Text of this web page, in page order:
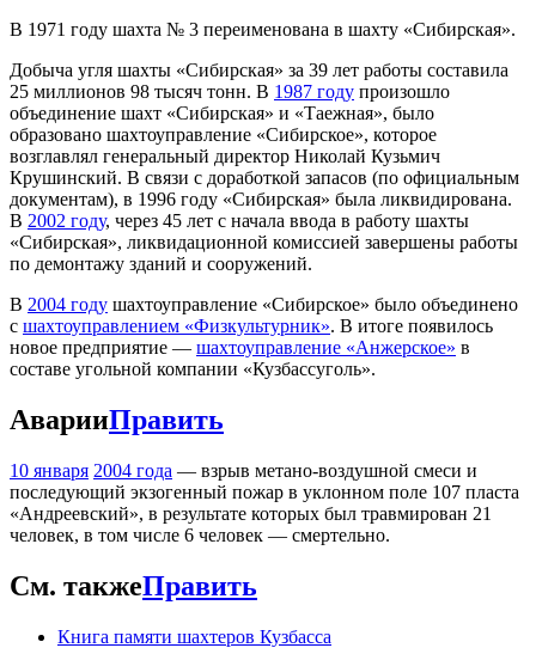
В 1971 году шахта № 3 переименована в шахту «Сибирская».
Добыча угля шахты «Сибирская» за 39 лет работы составила
25 миллионов 98 тысяч тонн. В 1987 году произошло
объединение шахт «Сибирская» и «Таежная», было
образовано шахтоуправление «Сибирское», которое
возглавлял генеральный директор Николай Кузьмич
Крушинский. В связи с доработкой запасов (по официальным
документам), в 1996 году «Сибирская» была ликвидирована.
В 2002 году, через 45 лет с начала ввода в работу шахты
«Сибирская», ликвидационной комиссией завершены работы
по демонтажу зданий и сооружений.
В 2004 году шахтоуправление «Сибирское» было объединено
с шахтоуправлением «Физкультурник». В итоге появилось
новое предприятие — шахтоуправление «Анжерское» в
составе угольной компании «Кузбассуголь».
АварииПравить
10 января 2004 года — взрыв метано-воздушной смеси и
последующий экзогенный пожар в уклонном поле 107 пласта
«Андреевский», в результате которых был травмирован 21
человек, в том числе 6 человек — смертельно.
См. такжеПравить
Книга памяти шахтеров Кузбасса